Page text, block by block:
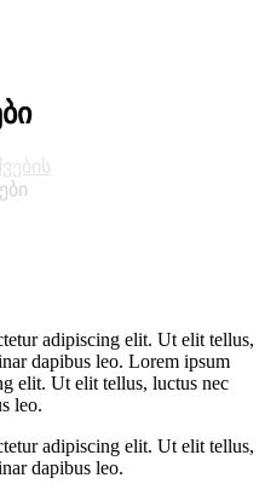
adipiscing elit. Ut elit tellus,
dapibus leo. Lorem ipsum
elit. Ut elit tellus, luctus nec
leo.
adipiscing elit. Ut elit tellus,
dapibus leo.